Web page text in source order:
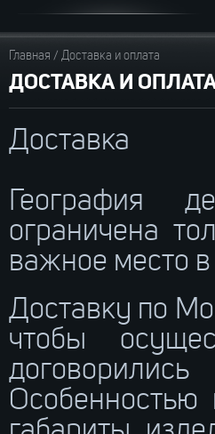
Главная / Доставка и оплата
ДОСТАВКА И
Доставка
География
ограничена
важное место в
Доставку по
чтобы
Особенностью